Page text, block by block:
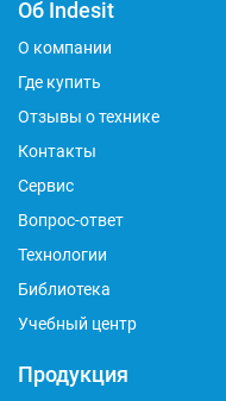
Об Indesit
О компании
Где купить
Отзывы о технике
Контакты
Сервис
Вопрос-ответ
Технологии
Библиотека
Учебный центр
Продукция